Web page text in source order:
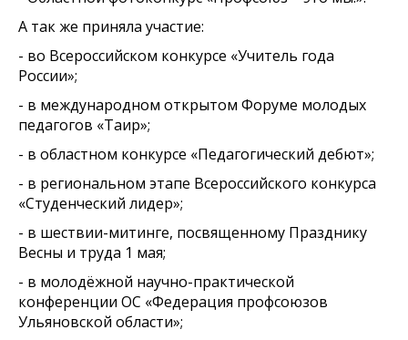
А так же приняла участие:
- во Всероссийском конкурсе «Учитель года
России»;
- в международном открытом Форуме молодых
педагогов «Таир»;
- в областном конкурсе «Педагогический дебют»;
- в региональном этапе Всероссийского конкурса
«Студенческий лидер»;
- в шествии-митинге, посвященному Празднику
Весны и труда 1 мая;
- в молодёжной научно-практической
конференции ОС «Федерация профсоюзов
Ульяновской области»;